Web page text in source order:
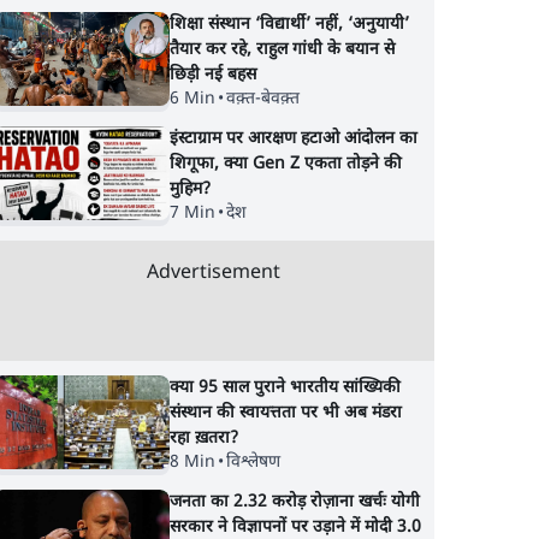
सक्रियता
शिक्षा संस्थान ‘विद्यार्थी’ नहीं, ‘अनुयायी’
तैयार कर रहे, राहुल गांधी के बयान से
छिड़ी नई बहस
6 Min •वक़्त-बेवक़्त
इंस्टाग्राम पर आरक्षण हटाओ आंदोलन का
शिगूफा, क्या Gen Z एकता तोड़ने की
मुहिम?
7 Min •देश
Advertisement
क्या 95 साल पुराने भारतीय सांख्यिकी
संस्थान की स्वायत्तता पर भी अब मंडरा
रहा ख़तरा?
8 Min •विश्लेषण
जनता का 2.32 करोड़ रोज़ाना खर्चः योगी
सरकार ने विज्ञापनों पर उड़ाने में मोदी 3.0